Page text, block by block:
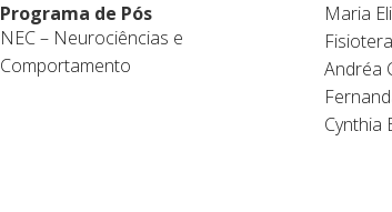
Programa de Pós
NEC – Neurociências e
Comportamento
Maria
Andréa
Cynthia